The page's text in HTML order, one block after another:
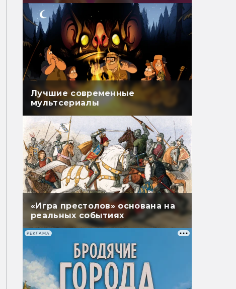
Лучшие современные
мультсериалы
«Игра престолов» основана на
реальных событиях
РЕКЛАМА